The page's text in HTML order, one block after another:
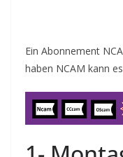
Ein Abonnement
haben NCAM kann